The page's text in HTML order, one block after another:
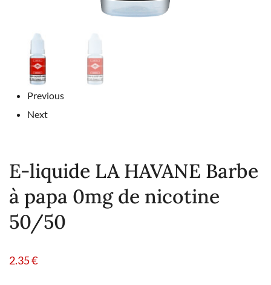
Previous
Next
E-liquide LA HAVANE Barbe
à papa 0mg de nicotine
50/50
2.35€